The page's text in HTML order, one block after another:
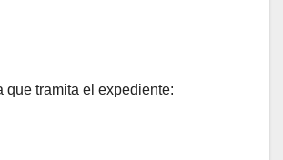
que tramita el expediente: